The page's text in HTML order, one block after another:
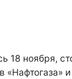
18 ноября,
«Нафтогаза» и